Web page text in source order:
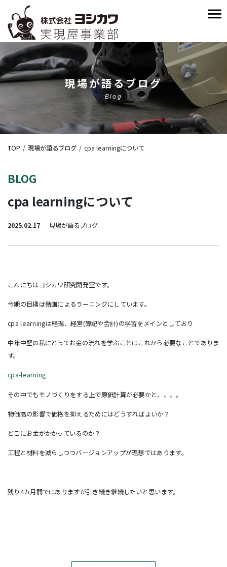
現場が語るブログ
Blog
TOP 現場が語るブログ cpa learningについて
BLOG
cpa learningについて
2025.02.17 現場が語るブログ
こんにちはヨシカワ研究開発室です。
今期の目標は動画によるラーニングにしています。
cpa learningは経理、経営(簿記や会計)の学習をメインとしており
中年中堅の私にとってお金の流れを学ぶことはこれから必要なことでありま
す。
cpa-learning
その中でもモノづくりをする上で原価計算が必要かと、、、。
物価高の影響で価格を抑えるためにはどうすればよいか？
どこにお金がかかっているのか？
工程と材料を減らしつつバージョンアップが理想ではあります。
残り4カ月間ではありますが引き続き継続したいと思います。